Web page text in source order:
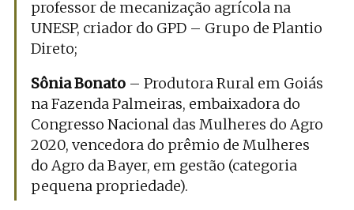
professor de mecanização agrícola na
UNESP, criador do GPD – Grupo de Plantio
Direto;
Sônia Bonato – Produtora Rural em Goiás
na Fazenda Palmeiras, embaixadora do
Congresso Nacional das Mulheres do Agro
2020, vencedora do prêmio de Mulheres
do Agro da Bayer, em gestão (categoria
pequena propriedade).